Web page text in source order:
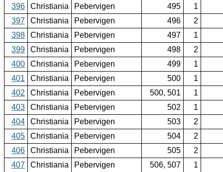
396
Christiania Pebervigen 495
1
397
Christiania Pebervigen 496
2
398
Christiania Pebervigen 497
1
399
Christiania Pebervigen 498
2
400
Christiania Pebervigen 499
1
401
Christiania Pebervigen 500
1
402
Christiania Pebervigen 500, 501
1
403
Christiania Pebervigen 502
1
404
Christiania Pebervigen 503
2
405
Christiania Pebervigen 504
2
406
Christiania Pebervigen 505
2
407
Christiania Pebervigen 506, 507
1